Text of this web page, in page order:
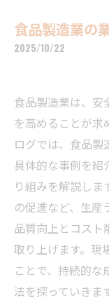
食品製造業の
2025/10/22
食品製造業は、安
を高めることが求
ログでは、食品
具体的な事例を紹
り組みを解説し
の促進など、生産
品質向上とコスト
取り上げます。現
ことで、持続的
法を探っていきま